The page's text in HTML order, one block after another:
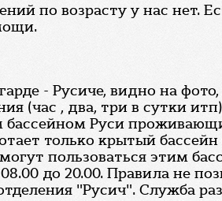
по возрасту у нас нет.
- Русиче, видно на
(час , два, три в сутки
бассейном Руси
только крытый бассейн
пользоваться этим
до 20.00. Правила не
"Русич". Служба